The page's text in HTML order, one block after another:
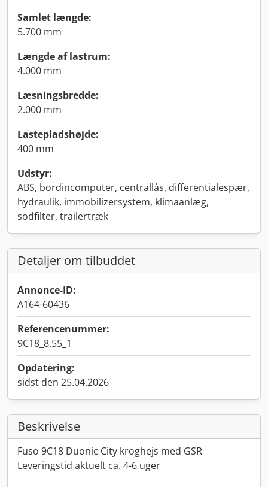
Samlet længde:
5.700 mm
Længde af lastrum:
4.000 mm
Læsningsbredde:
2.000 mm
Lastepladshøjde:
400 mm
Udstyr:
ABS, bordincomputer, centrallås, differentialespær,
hydraulik, immobilizersystem, klimaanlæg,
sodfilter, trailertræk
Detaljer om tilbuddet
Annonce-ID:
A164-60436
Referencenummer:
9C18_8.55_1
Opdatering:
sidst den 25.04.2026
Beskrivelse
Fuso 9C18 Duonic City kroghejs med GSR
Leveringstid aktuelt ca. 4-6 uger